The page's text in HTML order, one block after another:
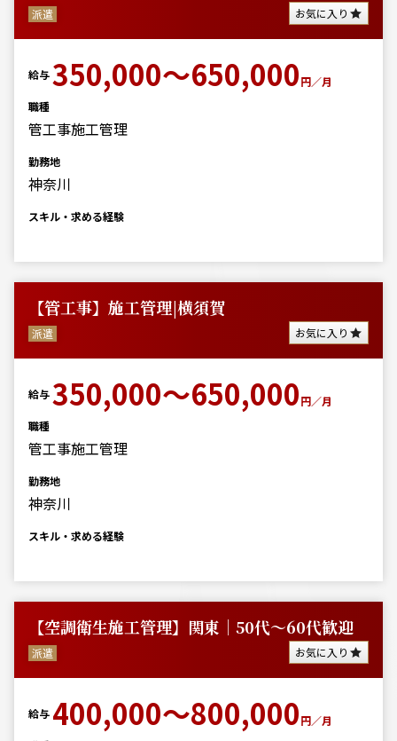
派遣 お気に入り
給与350,000～650,000円／月
職種
管工事施工管理
勤務地
神奈川
スキル・求める経験
【管工事】施工管理|横須賀
派遣 お気に入り
給与350,000～650,000円／月
職種
管工事施工管理
勤務地
神奈川
スキル・求める経験
【空調衛生施工管理】関東｜50代～60代歓迎
派遣 お気に入り
給与 400,000～800,000円／月